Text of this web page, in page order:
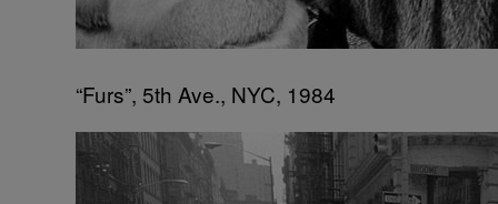
“Furs”, 5th Ave., NYC, 1984